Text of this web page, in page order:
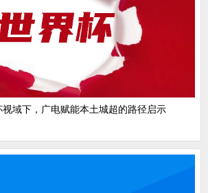
视域下，广电赋能本土城超的路径启示